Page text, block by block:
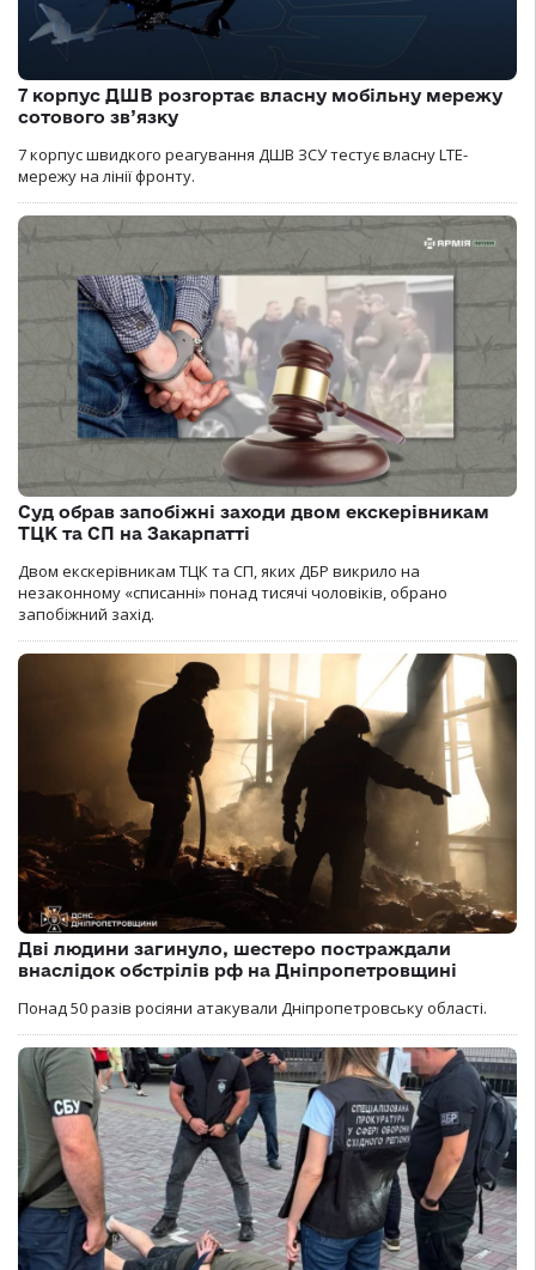
7 корпус ДШВ розгортає власну мобільну мережу
сотового зв’язку
7 корпус швидкого реагування ДШВ ЗСУ тестує власну LTE-
мережу на лінії фронту.
Суд обрав запобіжні заходи двом екскерівникам
ТЦК та СП на Закарпатті
Двом екскерівникам ТЦК та СП, яких ДБР викрило на
незаконному «списанні» понад тисячі чоловіків, обрано
запобіжний захід.
Дві людини загинуло, шестеро постраждали
внаслідок обстрілів рф на Дніпропетровщині
Понад 50 разів росіяни атакували Дніпропетровську області.